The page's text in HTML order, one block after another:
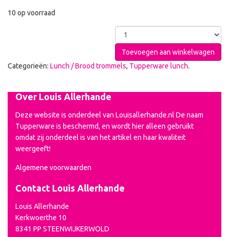
10 op voorraad
Toevoegen aan winkelwagen
Categorieën: Lunch / Brood trommels, Tupperware lunch.
Over Louis Allerhande
Deze website is onderdeel van Louisallerhande.nl De naam
Tupperware is beschermd, en wordt hier alleen gebruikt
omdat zij onderdeel is van het artikel en haar kwaliteit
weergeeft!
Algemene voorwaarden
Contact Louis Allerhande
Louis Allerhande
Kerkwoerthe 10
8341 PP STEENWIJKERWOLD